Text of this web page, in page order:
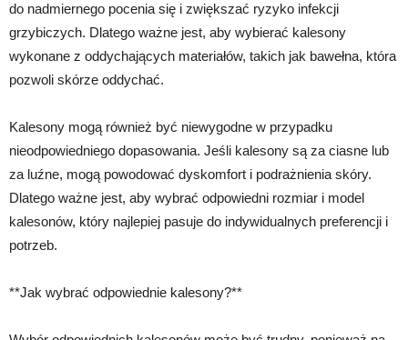
do nadmiernego pocenia się i zwiększać ryzyko infekcji
grzybiczych. Dlatego ważne jest, aby wybierać kalesony
wykonane z oddychających materiałów, takich jak bawełna, która
pozwoli skórze oddychać.
Kalesony mogą również być niewygodne w przypadku
nieodpowiedniego dopasowania. Jeśli kalesony są za ciasne lub
za luźne, mogą powodować dyskomfort i podrażnienia skóry.
Dlatego ważne jest, aby wybrać odpowiedni rozmiar i model
kalesonów, który najlepiej pasuje do indywidualnych preferencji i
potrzeb.
**Jak wybrać odpowiednie kalesony?**